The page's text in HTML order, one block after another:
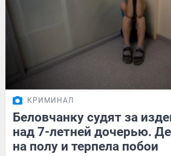
КРИМИНАЛ
Беловчанку судят за
над 7-летней дочерью.
на полу и терпела побои